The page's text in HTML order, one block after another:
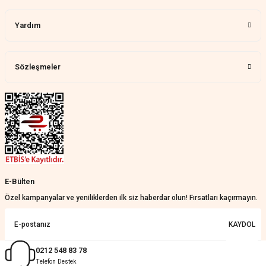
verirler, çok yardım ederler.
Teslim çok çabuk geldi. Montaj çok
Nathalie Prevost | 22/07/2026
Çok ilgililerdi
Merve Özen | 17/07/2026
KeRiM BeRBeR | 16/07/2026
Sorunsuz ve güvenilir
Muhammed Adsiz | 14/07/2026
Yardım
Sözleşmeler
E-Bülten
Özel kampanyalar ve yeniliklerden ilk siz haberdar olun! Fırsatları kaçırmayın.
KAYDOL
0212 548 83 78
Telefon Destek